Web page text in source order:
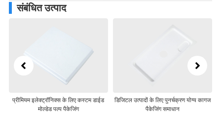
संबंधित उत्पाद
प्रीमियम इलेक्ट्रॉनिक्स के लिए कस्टम डाईड
मोल्डेड पल्प पैकेजिंग
डिजिटल उत्पादों के लिए पुनर्चक्रण योग्य कागज
पैकेजिंग समाधान